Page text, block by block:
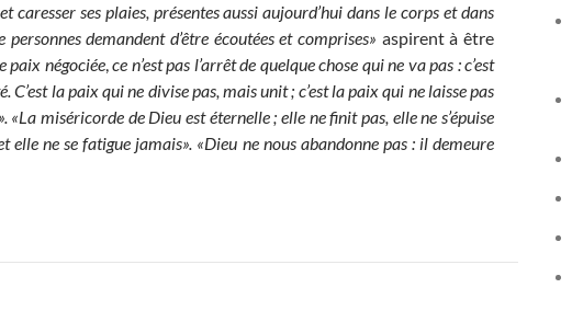
caresser ses plaies, présentes aussi aujourd’hui dans le corps et dans
personnes demandent d’être écoutées et comprises» aspirent à être
paix négociée,ce n’est pas l’arrêt de quelque chose qui ne va pas : c’est
la paix qui ne divise pas, mais unit ; c’est la paix qui ne laisse pas
«La miséricorde de Dieu est éternelle ; elle ne finit pas, elle ne s’épuise
elle ne se fatigue jamais». «Dieu ne nous abandonne pas : il demeure